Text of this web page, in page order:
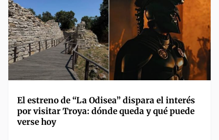
El estreno de “La Odisea” dispara el interés
por visitar Troya: dónde queda y qué puede
verse hoy